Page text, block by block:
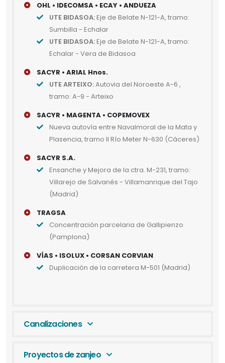
OHL • IDECOMSA • ECAY • ANDUEZA
UTE BIDASOA:Eje de Belate N-121-A, tramo:
Sumbilla - Echalar
UTE BIDASOA:Eje de Belate N-121-A, tramo:
Echalar - Vera de Bidasoa
SACYR • ARIAL Hnos.
UTE ARTEIXO:Autovia del Noroeste A-6 ,
tramo: A-9 - Arteixo
SACYR • MAGENTA • COPEMOVEX
Nueva autovía entre Navalmoral de la Mata y
Plasencia, tramo II Río Meter N-630 (Cáceres)
SACYR S.A.
Ensanche y Mejora de la ctra. M-231, tramo:
Villarejo de Salvanés - Villamanrique del Tajo
(Madrid)
TRAGSA
Concentración parcelaria de Gallipienzo
(Pamplona)
VÍAS • ISOLUX • CORSAN CORVIAN
Duplicación de la carretera M-501 (Madrid)
Canalizaciones
Proyectos de zanjeo